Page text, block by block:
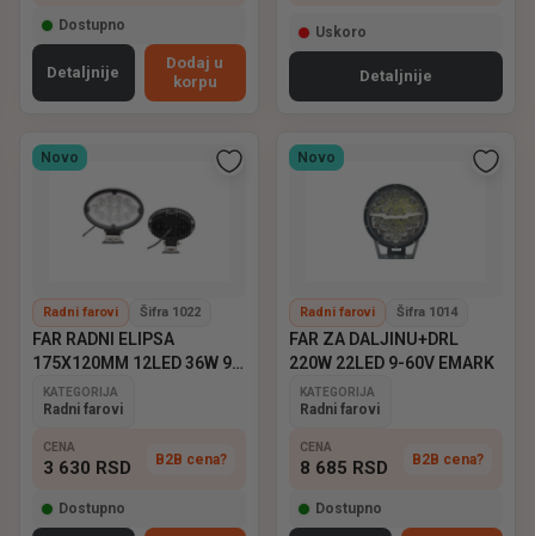
Dostupno
Detaljnije
Dodaj u
korpu
Uskoro
Detaljnije
Novo
Radni farovi Šifra 1022
FAR RADNI ELIPSA
175X120MM 12LED 36W 9-
60V EMARK
KATEGORIJA
Radni farovi
CENA
3 630 RSD B2B cena?
Dostupno
Novo
Radni farovi Šifra 1014
FAR ZA DALJINU+DRL
220W 22LED 9-60V EMARK
KATEGORIJA
Radni farovi
CENA
8 685 RSD B2B cena?
Dostupno